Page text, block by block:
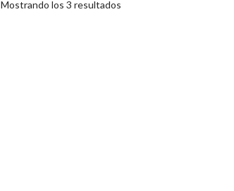
Mostrando los 3 resultados